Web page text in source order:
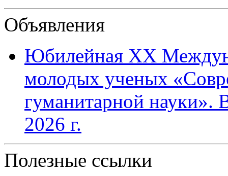
Объявления
Юбилейная XХ
молодых ученых
гуманитарной науки».
2026 г.
Полезные ссылки